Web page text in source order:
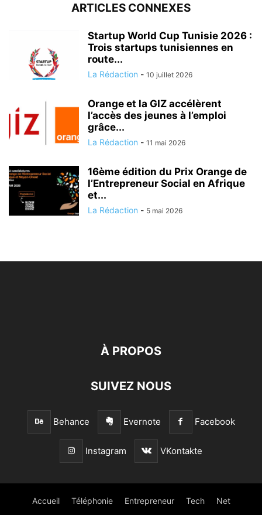
ARTICLES CONNEXES
Startup World Cup Tunisie 2026 :
Trois startups tunisiennes en
route...
La Rédaction - 10 juillet 2026
Orange et la GIZ accélèrent
l’accès des jeunes à l’emploi
grâce...
La Rédaction - 11 mai 2026
16ème édition du Prix Orange de
l’Entrepreneur Social en Afrique
et...
La Rédaction - 5 mai 2026
À PROPOS
SUIVEZ NOUS
Behance Evernote Facebook
Instagram VKontakte
Accueil Téléphonie Entrepreneur Tech Net